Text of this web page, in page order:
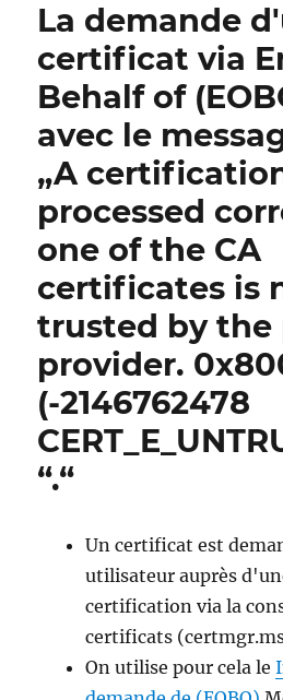
La demande
certificat via
Behalf of
avec le
„A
processed
one of the CA
certificates is
trusted by the
provider.
(-2146762478
“.“
Un certificat est
utilisateur auprès
certification via la
certificats
On utilise pour cela le